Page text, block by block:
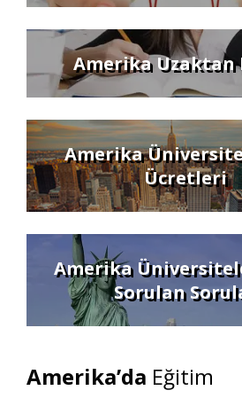
Amerika Uzaktan
Amerika
Ücretleri
Amerika
Sorulan
Amerika’da Eğitim